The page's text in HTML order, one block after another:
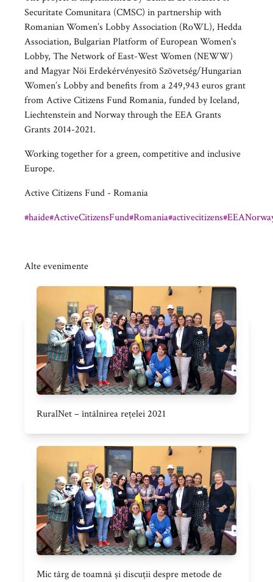
Securitate Comunitara (CMSC) in partnership with
Romanian Women’s Lobby Association (RoWL), Hedda
Association, Bulgarian Platform of European Women's
Lobby, The Network of East-West Women (NEWW)
and Magyar Nöi Erdekérvényesitö Szövetség/Hungarian
Women’s Lobby and benefits from a 249,943 euros grant
from Active Citizens Fund Romania, funded by Iceland,
Liechtenstein and Norway through the EEA Grants
Grants 2014-2021.
Working together for a green, competitive and inclusive
Europe.
Active Citizens Fund - Romania
#haide#ActiveCitizensFund#Romania#activecitizens
Alte evenimente
RuralNet – întâlnirea rețelei 2021
Mic târg de toamnă și discuții despre metode de